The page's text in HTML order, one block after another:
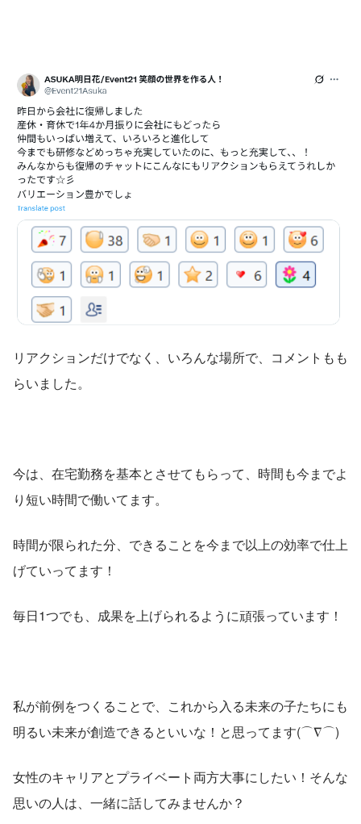
リアクションだけでなく、いろんな場所で、コメントもも
らいました。
今は、在宅勤務を基本とさせてもらって、時間も今までよ
り短い時間で働いてます。
時間が限られた分、できることを今まで以上の効率で仕上
げていってます！
毎日1つでも、成果を上げられるように頑張っています！
私が前例をつくることで、これから入る未来の子たちにも
明るい未来が創造できるといいな！と思ってます(⌒∇⌒)
女性のキャリアとプライベート両方大事にしたい！そんな
思いの人は、一緒に話してみませんか？